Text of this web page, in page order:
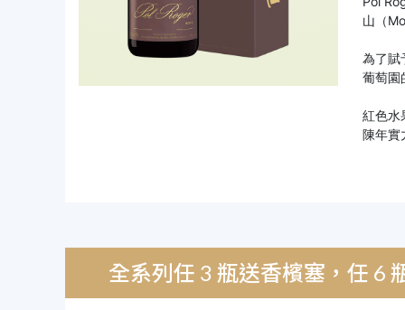
山（
為了賦
葡萄園
紅色水
陳年實
全系列任 3 瓶送香檳塞，任 6